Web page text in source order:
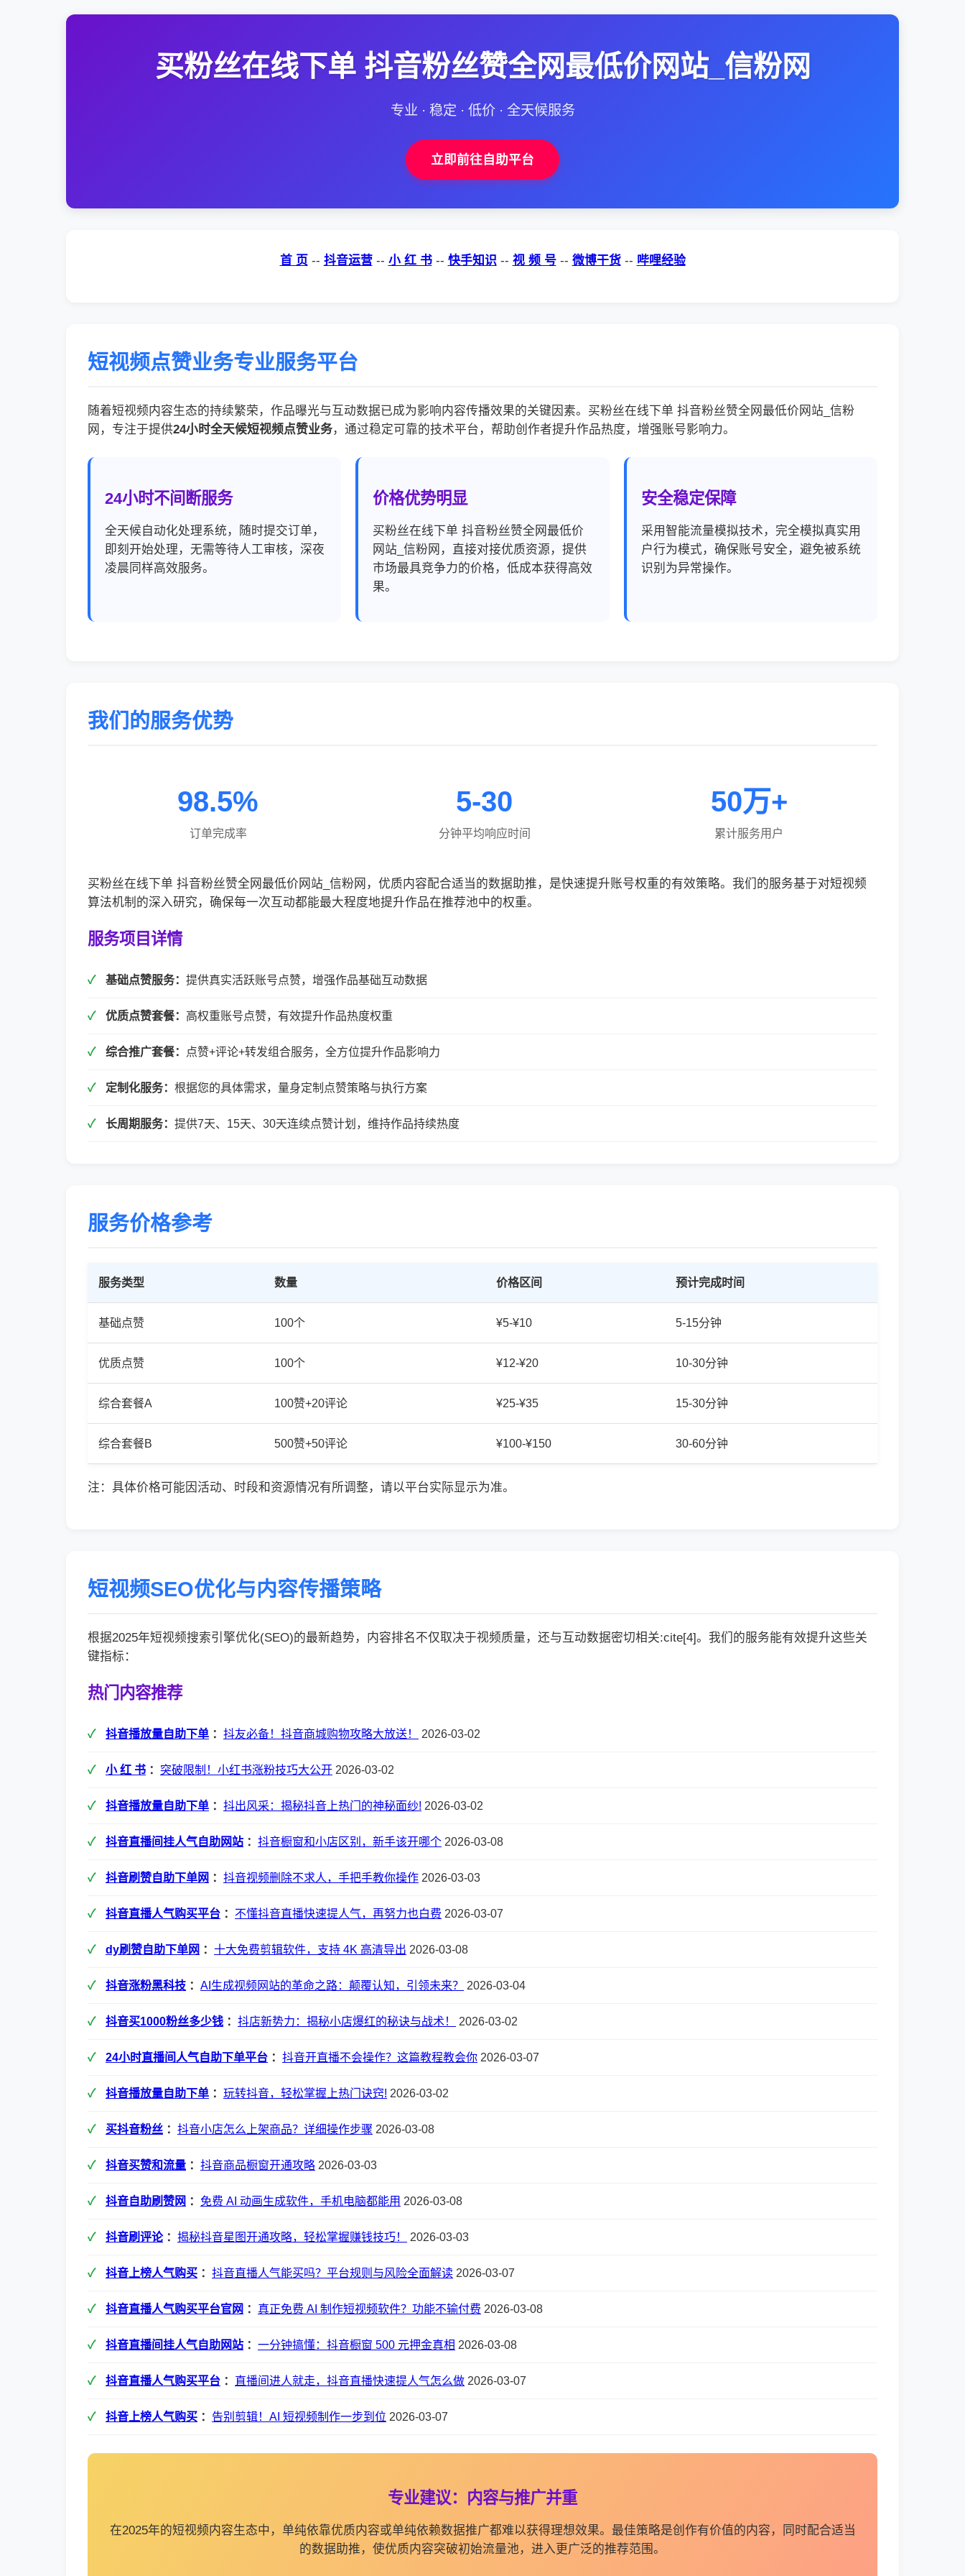
买粉丝在线下单 抖音粉丝赞全网最低价网站_信粉网
专业 · 稳定 · 低价 · 全天候服务
立即前往自助平台
首 页 -- 抖音运营-- 小 红 书-- 快手知识 -- 视 频 号-- 微博干货-- 哔哩经验
短视频点赞业务专业服务平台
随着短视频内容生态的持续繁荣，作品曝光与互动数据已成为影响内容传播效果的关键因素。买粉丝在线下单 抖音粉丝赞全网最低价网站_信粉
网，专注于提供24小时全天候短视频点赞业务，通过稳定可靠的技术平台，帮助创作者提升作品热度，增强账号影响力。
24小时不间断服务
全天候自动化处理系统，随时提交订单，
即刻开始处理，无需等待人工审核，深夜
凌晨同样高效服务。
价格优势明显
买粉丝在线下单 抖音粉丝赞全网最低价
网站_信粉网，直接对接优质资源，提供
市场最具竞争力的价格，低成本获得高效
果。
安全稳定保障
采用智能流量模拟技术，完全模拟真实用
户行为模式，确保账号安全，避免被系统
识别为异常操作。
我们的服务优势
98.5%
订单完成率
5-30
分钟平均响应时间
50万+
累计服务用户
买粉丝在线下单 抖音粉丝赞全网最低价网站_信粉网，优质内容配合适当的数据助推，是快速提升账号权重的有效策略。我们的服务基于对短视频
算法机制的深入研究，确保每一次互动都能最大程度地提升作品在推荐池中的权重。
服务项目详情
基础点赞服务： 提供真实活跃账号点赞，增强作品基础互动数据
优质点赞套餐： 高权重账号点赞，有效提升作品热度权重
综合推广套餐： 点赞+评论+转发组合服务，全方位提升作品影响力
定制化服务： 根据您的具体需求，量身定制点赞策略与执行方案
长周期服务： 提供7天、15天、30天连续点赞计划，维持作品持续热度
服务价格参考
服务类型 数量 价格区间 预计完成时间
基础点赞 100个 ¥5-¥10 5-15分钟
优质点赞 100个 ¥12-¥20 10-30分钟
综合套餐A 100赞+20评论 ¥25-¥35 15-30分钟
综合套餐B 500赞+50评论 ¥100-¥150 30-60分钟
注：具体价格可能因活动、时段和资源情况有所调整，请以平台实际显示为准。
短视频SEO优化与内容传播策略
根据2025年短视频搜索引擎优化(SEO)的最新趋势，内容排名不仅取决于视频质量，还与互动数据密切相关:cite[4]。我们的服务能有效提升这些关
键指标：
热门内容推荐
抖音播放量自助下单 ： 抖友必备！抖音商城购物攻略大放送！ 2026-03-02
小 红 书 ： 突破限制！小红书涨粉技巧大公开 2026-03-02
抖音播放量自助下单 ： 抖出风采：揭秘抖音上热门的神秘面纱! 2026-03-02
抖音直播间挂人气自助网站 ： 抖音橱窗和小店区别，新手该开哪个 2026-03-08
抖音刷赞自助下单网 ： 抖音视频删除不求人，手把手教你操作 2026-03-03
抖音直播人气购买平台 ： 不懂抖音直播快速提人气，再努力也白费 2026-03-07
dy刷赞自助下单网 ： 十大免费剪辑软件，支持 4K 高清导出 2026-03-08
抖音涨粉黑科技 ： AI生成视频网站的革命之路：颠覆认知，引领未来？ 2026-03-04
抖音买1000粉丝多少钱 ： 抖店新势力：揭秘小店爆红的秘诀与战术！ 2026-03-02
24小时直播间人气自助下单平台 ： 抖音开直播不会操作？这篇教程教会你 2026-03-07
抖音播放量自助下单 ： 玩转抖音，轻松掌握上热门诀窍! 2026-03-02
买抖音粉丝 ： 抖音小店怎么上架商品？详细操作步骤 2026-03-08
抖音买赞和流量 ： 抖音商品橱窗开通攻略 2026-03-03
抖音自助刷赞网 ： 免费 AI 动画生成软件，手机电脑都能用 2026-03-08
抖音刷评论： 揭秘抖音星图开通攻略，轻松掌握赚钱技巧！ 2026-03-03
抖音上榜人气购买 ： 抖音直播人气能买吗？平台规则与风险全面解读 2026-03-07
抖音直播人气购买平台官网 ： 真正免费 AI 制作短视频软件？功能不输付费 2026-03-08
抖音直播间挂人气自助网站 ： 一分钟搞懂：抖音橱窗 500 元押金真相 2026-03-08
抖音直播人气购买平台 ： 直播间进人就走，抖音直播快速提人气怎么做 2026-03-07
抖音上榜人气购买 ： 告别剪辑！AI 短视频制作一步到位 2026-03-07
专业建议：内容与推广并重
在2025年的短视频内容生态中，单纯依靠优质内容或单纯依赖数据推广都难以获得理想效果。最佳策略是创作有价值的内容，同时配合适当
的数据助推，使优质内容突破初始流量池，进入更广泛的推荐范围。